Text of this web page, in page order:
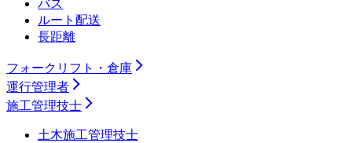
バス
ルート配送
長距離
フォークリフト・倉庫
運行管理者
施工管理技士
土木施工管理技士